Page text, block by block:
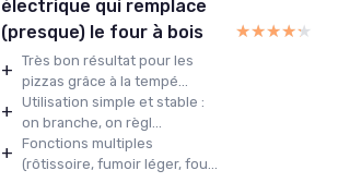
électrique qui remplace
(presque) le four à bois
+ Très bon résultat pour les
pizzas grâce à la tempé...
+ Utilisation simple et stable :
on branche, on règl...
+ Fonctions multiples
(rôtissoire, fumoir léger, fou...
★★★★★
★★★★★